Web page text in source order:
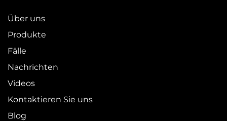
Über uns
Produkte
Fälle
Nachrichten
Videos
Kontaktieren Sie uns
Blog